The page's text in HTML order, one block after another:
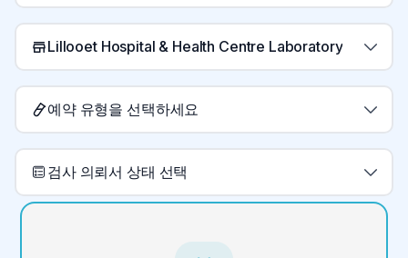
Lillooet Hospital & Health Centre Laboratory
예약 유형을 선택하세요
검사 의뢰서 상태 선택